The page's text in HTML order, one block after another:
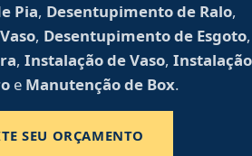
Pia, Desentupimento de Ralo,
, Desentupimento de Esgoto,
, Instalação de Vaso, Instalação
e Manutenção de Box.
SEU ORÇAMENTO